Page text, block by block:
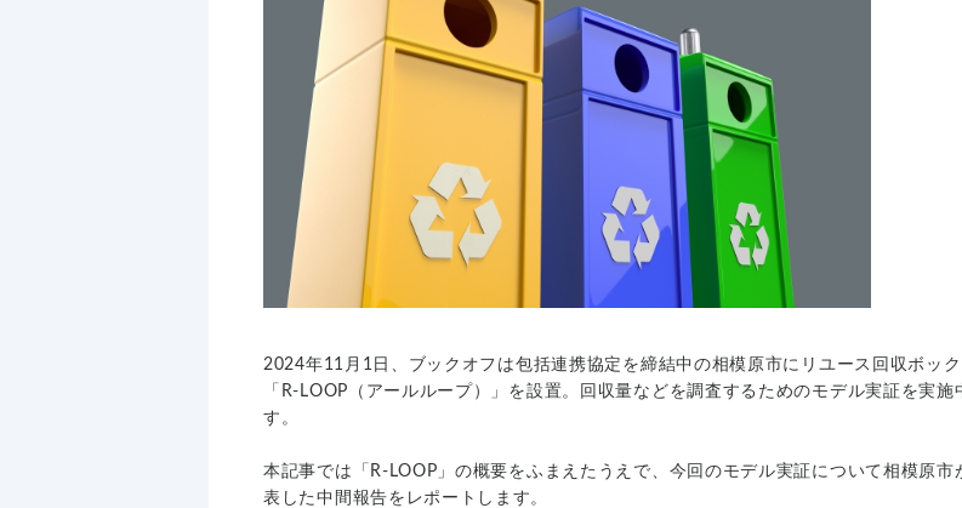
2024年11月1日、ブックオフは包括連携協定を締結中の相模原市にリユース回収ボック
「R-LOOP（アールループ）」を設置。回収量などを調査するためのモデル実証を実施
す。
本記事では「R-LOOP」の概要をふまえたうえで、今回のモデル実証について相模原市
表した中間報告をレポートします。